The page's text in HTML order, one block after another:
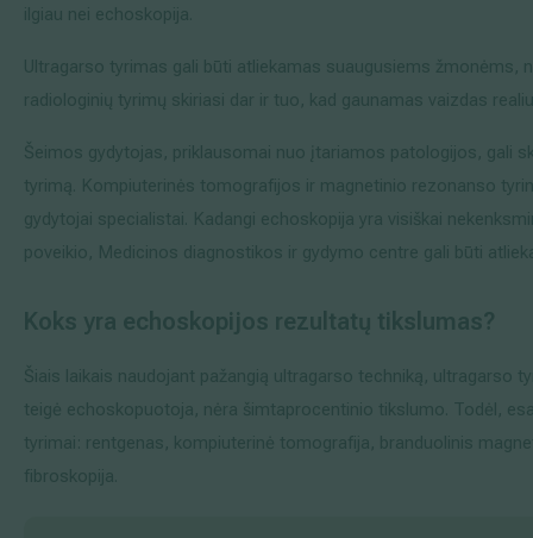
ilgiau nei echoskopija.
Ultragarso tyrimas gali būti atliekamas suaugusiems žmonėms,
radiologinių tyrimų skiriasi dar ir tuo, kad gaunamas vaizdas
Šeimos gydytojas, priklausomai nuo įtariamos patologijos, gali
tyrimą. Kompiuterinės tomografijos ir magnetinio rezonanso
gydytojai specialistai. Kadangi echoskopija yra visiškai
poveikio, Medicinos diagnostikos ir gydymo centre gali būti
Koks yra echoskopijos rezultatų tikslumas?
Šiais laikais naudojant pažangią ultragarso techniką, ultragarso
teigė echoskopuotoja, nėra šimtaprocentinio tikslumo. Todėl,
tyrimai: rentgenas, kompiuterinė tomografija, branduolinis
fibroskopija.